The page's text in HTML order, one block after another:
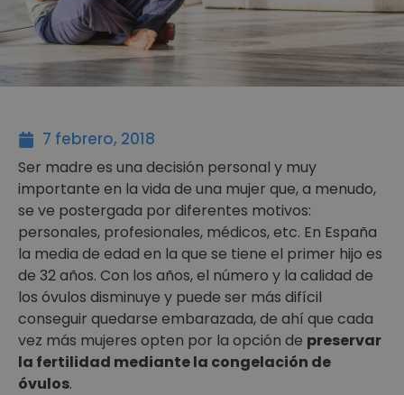
7 febrero, 2018
Ser madre es una decisión personal y muy
importante en la vida de una mujer que, a menudo,
se ve postergada por diferentes motivos:
personales, profesionales, médicos, etc. En España
la media de edad en la que se tiene el primer hijo es
de 32 años. Con los años, el número y la calidad de
los óvulos disminuye y puede ser más difícil
conseguir quedarse embarazada, de ahí que cada
vez más mujeres opten por la opción de preservar
la fertilidad mediante la congelación de
óvulos.